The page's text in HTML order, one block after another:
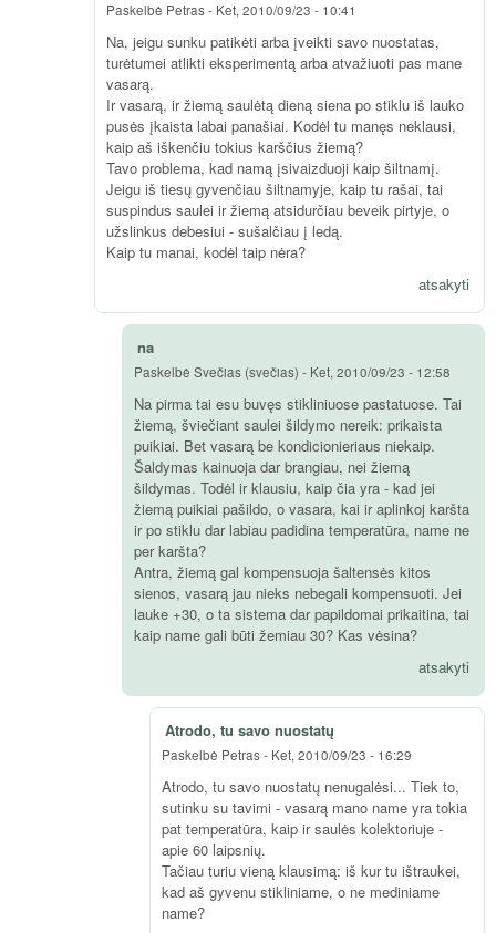
Paskelbė Petras- Ket, 2010/09/23 - 10:41
Na, jeigu sunku patikėti arba įveikti savo nuostatas,
turėtumei atlikti eksperimentą arba atvažiuoti pas mane
vasarą.
Ir vasarą, ir žiemą saulėtą dieną siena po stiklu iš lauko
pusės įkaista labai panašiai. Kodėl tu manęs neklausi,
kaip aš iškenčiu tokius karščius žiemą?
Tavo problema, kad namą įsivaizduoji kaip šiltnamį.
Jeigu iš tiesų gyvenčiau šiltnamyje, kaip tu rašai, tai
suspindus saulei ir žiemą atsidurčiau beveik pirtyje, o
užslinkus debesiui - sušalčiau į ledą.
Kaip tu manai, kodėl taip nėra?
atsakyti
na
Paskelbė Svečias (svečias) - Ket, 2010/09/23 - 12:58
Na pirma tai esu buvęs stikliniuose pastatuose. Tai
žiemą, šviečiant saulei šildymo nereik: prikaista
puikiai. Bet vasarą be kondicionieriaus niekaip.
Šaldymas kainuoja dar brangiau, nei žiemą
šildymas. Todėl ir klausiu, kaip čia yra - kad jei
žiemą puikiai pašildo, o vasara, kai ir aplinkoj karšta
ir po stiklu dar labiau padidina temperatūra, name ne
per karšta?
Antra, žiemą gal kompensuoja šaltensės kitos
sienos, vasarą jau nieks nebegali kompensuoti. Jei
lauke +30, o ta sistema dar papildomai prikaitina, tai
kaip name gali būti žemiau 30? Kas vėsina?
atsakyti
Atrodo, tu savo nuostatų
Paskelbė Petras- Ket, 2010/09/23 - 16:29
Atrodo, tu savo nuostatų nenugalėsi... Tiek to,
sutinku su tavimi - vasarą mano name yra tokia
pat temperatūra, kaip ir saulės kolektoriuje -
apie 60 laipsnių.
Tačiau turiu vieną klausimą: iš kur tu ištraukei,
kad aš gyvenu stikliniame, o ne mediniame
name?